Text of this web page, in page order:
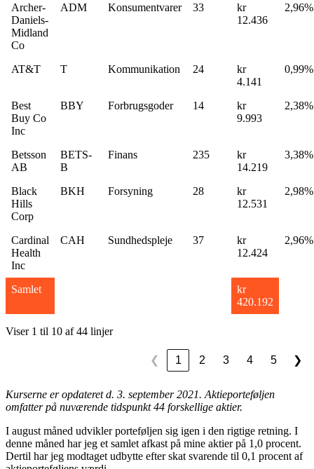
Archer-
Daniels-
Midland
Co
ADM Konsumentvarer 33
kr
12.436
2,96%
AT&T T Kommunikation 24
kr
4.141
0,99%
Best
Buy Co
Inc
BBY Forbrugsgoder 14
kr
9.993
2,38%
Betsson
AB
BETS-
B
Finans 235
kr
14.219
3,38%
Black
Hills
Corp
BKH Forsyning 28
kr
12.531
2,98%
Cardinal
Health
Inc
CAH Sundhedspleje 37
kr
12.424
2,96%
Samlet
kr
420.192
Viser 1 til 10 af 44 linjer
❮ 1 2 3 4 5 ❯
Kurserne er opdateret d. 3. september 2021. Aktieporteføljen
omfatter på nuværende tidspunkt 44 forskellige aktier.
I august måned udvikler porteføljen sig igen i den rigtige retning. I
denne måned har jeg et samlet afkast på mine aktier på 1,0 procent.
Dertil har jeg modtaget udbytte efter skat svarende til 0,1 procent af